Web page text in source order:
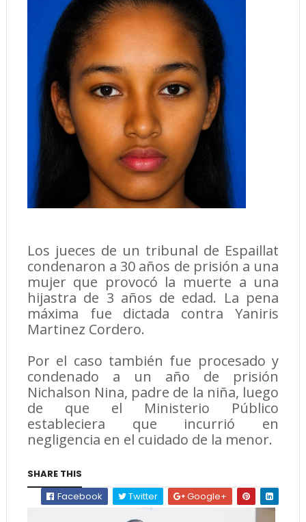
Los jueces de un tribunal de Espaillat
condenaron a 30 años de prisión a una
mujer que provocó la muerte a una
hijastra de 3 años de edad. La pena
máxima fue dictada contra Yaniris
Martinez Cordero.
Por el caso también fue procesado у
condenado a un año de prisión
Nichalson Nina, padre de la niña, luego
de que el Ministerio Público
estableciera que incurrió en
negligencia en el cuidado de la menor.
SHARE THIS
Facebook
Twitter Google+